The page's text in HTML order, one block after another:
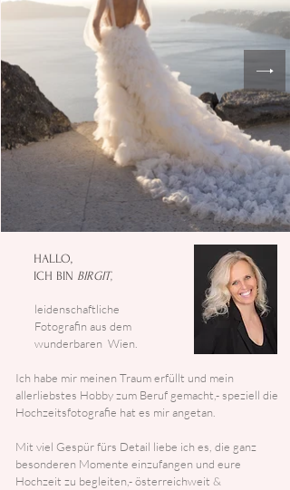
HALLO,
ICH BIN BIRGIT​,
leidenschaftliche
Fotografin aus dem
wunderbaren Wien.
Ich habe mir meinen Traum erfüllt und mein
allerliebstes Hobby zum Beruf gemacht,- speziell die
Hochzeitsfotografie hat es mir angetan.
Mit viel Gespür fürs Detail liebe ich es, die ganz
besonderen Momente einzufangen und eure
Hochzeit zu begleiten,- österreichweit &